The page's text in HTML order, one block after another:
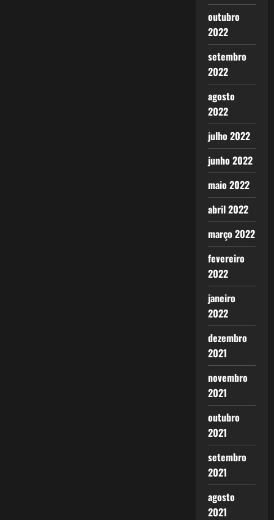
outubro
2022
setembro
2022
agosto
2022
julho 2022
junho 2022
maio 2022
abril 2022
março 2022
fevereiro
2022
janeiro
2022
dezembro
2021
novembro
2021
outubro
2021
setembro
2021
agosto
2021